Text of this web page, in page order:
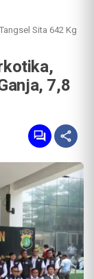
Sita 642 Kg
7,8